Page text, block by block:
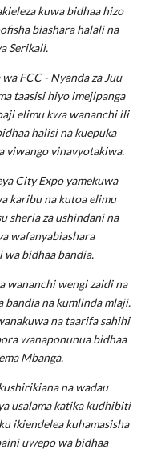
kuwa bidhaa hizo
biashara halali na
Serikali.
FCC - Nyanda za Juu
taasisi hiyo imejipanga
elimu kwa wananchi ili
halisi na kuepuka
viwango vinavyotakiwa.
City Expo yamekuwa
karibu na kutoa elimu
sheria za ushindani na
wafanyabiashara
wa bidhaa bandia.
wananchi wengi zaidi na
bandia na kumlinda mlaji.
na taarifa sahihi
wanaponunua bidhaa
Mbanga.
na wadau
usalama katika kudhibiti
ikiendelea kuhamasisha
uwepo wa bidhaa